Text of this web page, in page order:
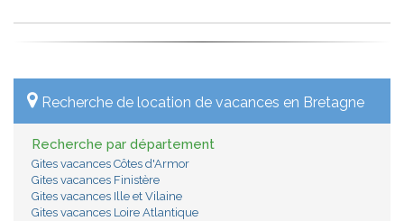
Recherche de location de vacances en Bretagne
Recherche par département
Gites vacances Côtes d'Armor
Gites vacances Finistère
Gites vacances Ille et Vilaine
Gites vacances Loire Atlantique